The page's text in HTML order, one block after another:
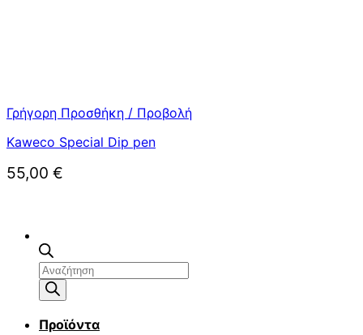
Αναζήτηση
προϊόντων
Προϊόντα
Γρήγορη Προσθήκη / Προβολή
Kaweco Special Dip pen
55,00 €